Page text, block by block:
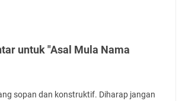
untuk "Asal Mula Nama
sopan dan konstruktif. Diharap jangan